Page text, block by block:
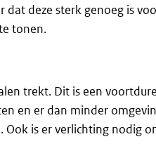
deze sterk genoeg is
tonen.
trekt. Dit is een
en er dan minder
Ook is er verlichting nodig